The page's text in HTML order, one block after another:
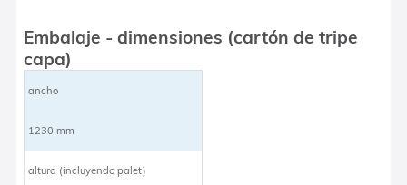
Embalaje - dimensiones (cartón de tripe
capa)
ancho
1230 mm
altura (incluyendo palet)